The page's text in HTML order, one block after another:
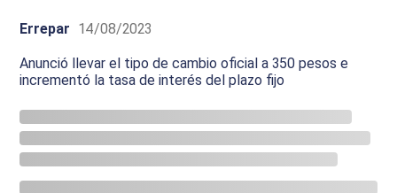
Errepar 14/08/2023
Anunció llevar el tipo de cambio oficial a 350 pesos e
incrementó la tasa de interés del plazo fijo